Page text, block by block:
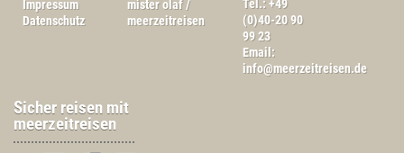
Impressum
Datenschutz
mister olaf /
meerzeitreisen
Tel.: +49
(0)40-20 90
99 23
Email:
info@meerzeitreisen.de
Sicher reisen mit
meerzeitreisen